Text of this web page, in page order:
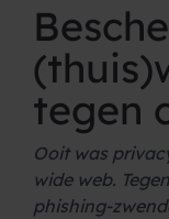
tegen
Ooit was
wide web.
phishing-